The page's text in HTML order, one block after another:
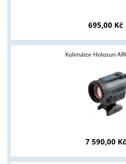
695,00 Kč
Kolimátor Holosun
7 590,00 Kč